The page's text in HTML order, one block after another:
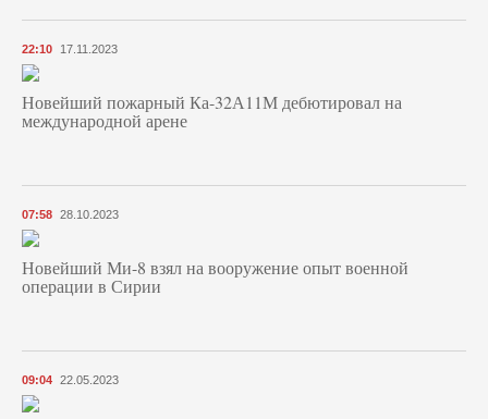
22:10 17.11.2023
Новейший пожарный Ка-32А11М дебютировал на
международной арене
07:58 28.10.2023
Новейший Ми-8 взял на вооружение опыт военной
операции в Сирии
09:04 22.05.2023